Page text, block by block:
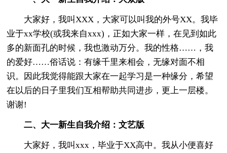
大家好，我叫XXX，大家可以叫我的外号XX。我毕
业于xx学校(或我来自xxx)，正如大家一样，在见到如此
多的新面孔的时候，我也激动万分。我的性格……，我
的爱好……俗话说：有缘千里来相会，无缘对面不相
识。因此我觉得能跟大家在一起学习是一种缘分，希望
在以后的日子里我们互相帮助共同进步，更上一层楼。
谢谢!
二、大一新生自我介绍：文艺版
大家好，我叫xxx，毕业于XX高中。我从小便喜好